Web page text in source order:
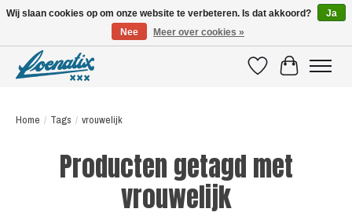
VerlanglijstWinkelwagen
Home / Tags / vrouwelijk
Producten getagd met
vrouwelijk
Wij slaan cookies op om onze website te verbeteren. Is dat akkoord?
Ja
Nee
Meer over cookies »